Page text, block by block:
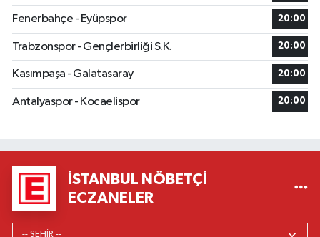
Fenerbahçe - Eyüpspor 20:00
Trabzonspor - Gençlerbirliği S.K. 20:00
Kasımpaşa - Galatasaray 20:00
Antalyaspor - Kocaelispor 20:00
İSTANBUL NÖBETÇI
ECZANELER